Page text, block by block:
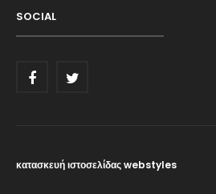
SOCIAL
κατασκευή ιστοσελίδας webstyles